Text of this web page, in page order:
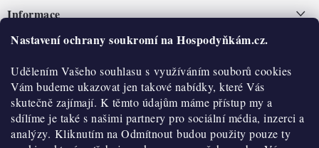
Nastavení ochrany soukromí na Hospodyňkám.cz.
Udělením Vašeho souhlasu s využíváním souborů cookies
Vám budeme ukazovat jen takové nabídky, které Vás
skutečně zajímají. K těmto údajům máme přístup my a
sdílíme je také s našimi partnery pro sociální média, inzerci a
analýzy. Kliknutím na Odmítnout budou použity pouze ty
pInformace
Nepřevzetí zásilky na dobírku
Obchodní podmínky
Hodnocení obchodu
Blog
O nás
Historie
Kontakty
O nákupu
Reklamace a vratky